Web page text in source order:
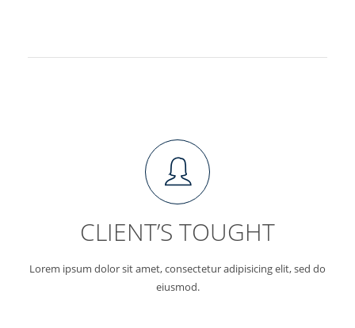
CLIENT’S TOUGHT
Lorem ipsum dolor sit amet, consectetur adipisicing elit, sed do
eiusmod.